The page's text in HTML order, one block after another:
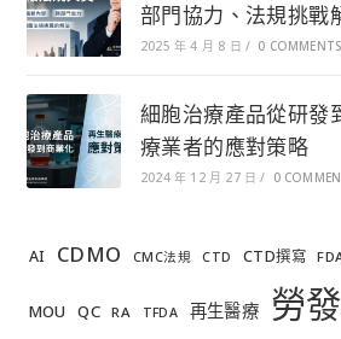
部門協力、法規挑戰
2025 年 4 月 8 日 / 0 COMMENTS
細胞治療產品從研發
療業者的應對策略
2024 年 12 月 27 日 / 0
AI CDMO CMC法規 CTD CTD撰寫
MOU QC RA TFDA 再生醫療 勞